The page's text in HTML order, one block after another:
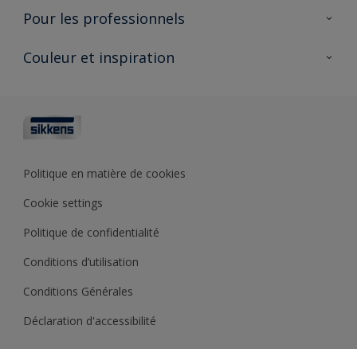
Durabilité
Produits pour l’intérieur
Trouver un point de vente
Pour les professionnels
Partenaires Sikkens 🔗
Architectes
Couleur et inspiration
Collections de couleurs
Base de connaissances
Politique en matière de cookies
Cookie settings
Politique de confidentialité
Conditions d’utilisation
Conditions Générales
Déclaration d'accessibilité